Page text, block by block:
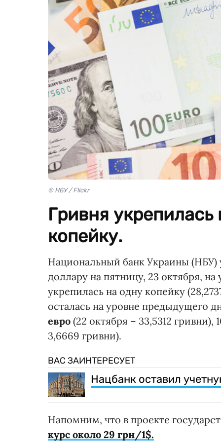
© НБУ / Flickr
Гривня
копейку.
Национальный банк Украины (НБУ)
доллару на пятницу, 23 октября, на
укрепилась на одну копейку
осталась на уровне предыдущего
евро (22 октября – 33,5312 гривни),
3,6669 гривни).
ВАС ЗАИНТЕРЕСУЕТ
Нацбанк оставил
Напомним, что в проекте
курс около 29 грн/1$.